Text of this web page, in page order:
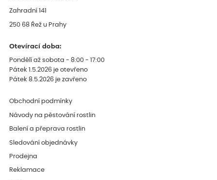
Zahradní 141
250 68 Řež u Prahy
Otevírací doba:
Pondělí až sobota - 8:00 - 17:00
Pátek 1.5.2026 je otevřeno
Pátek 8.5.2026 je zavřeno
Obchodní podmínky
Návody na pěstování rostlin
Balení a přeprava rostlin
Sledování objednávky
Prodejna
Reklamace